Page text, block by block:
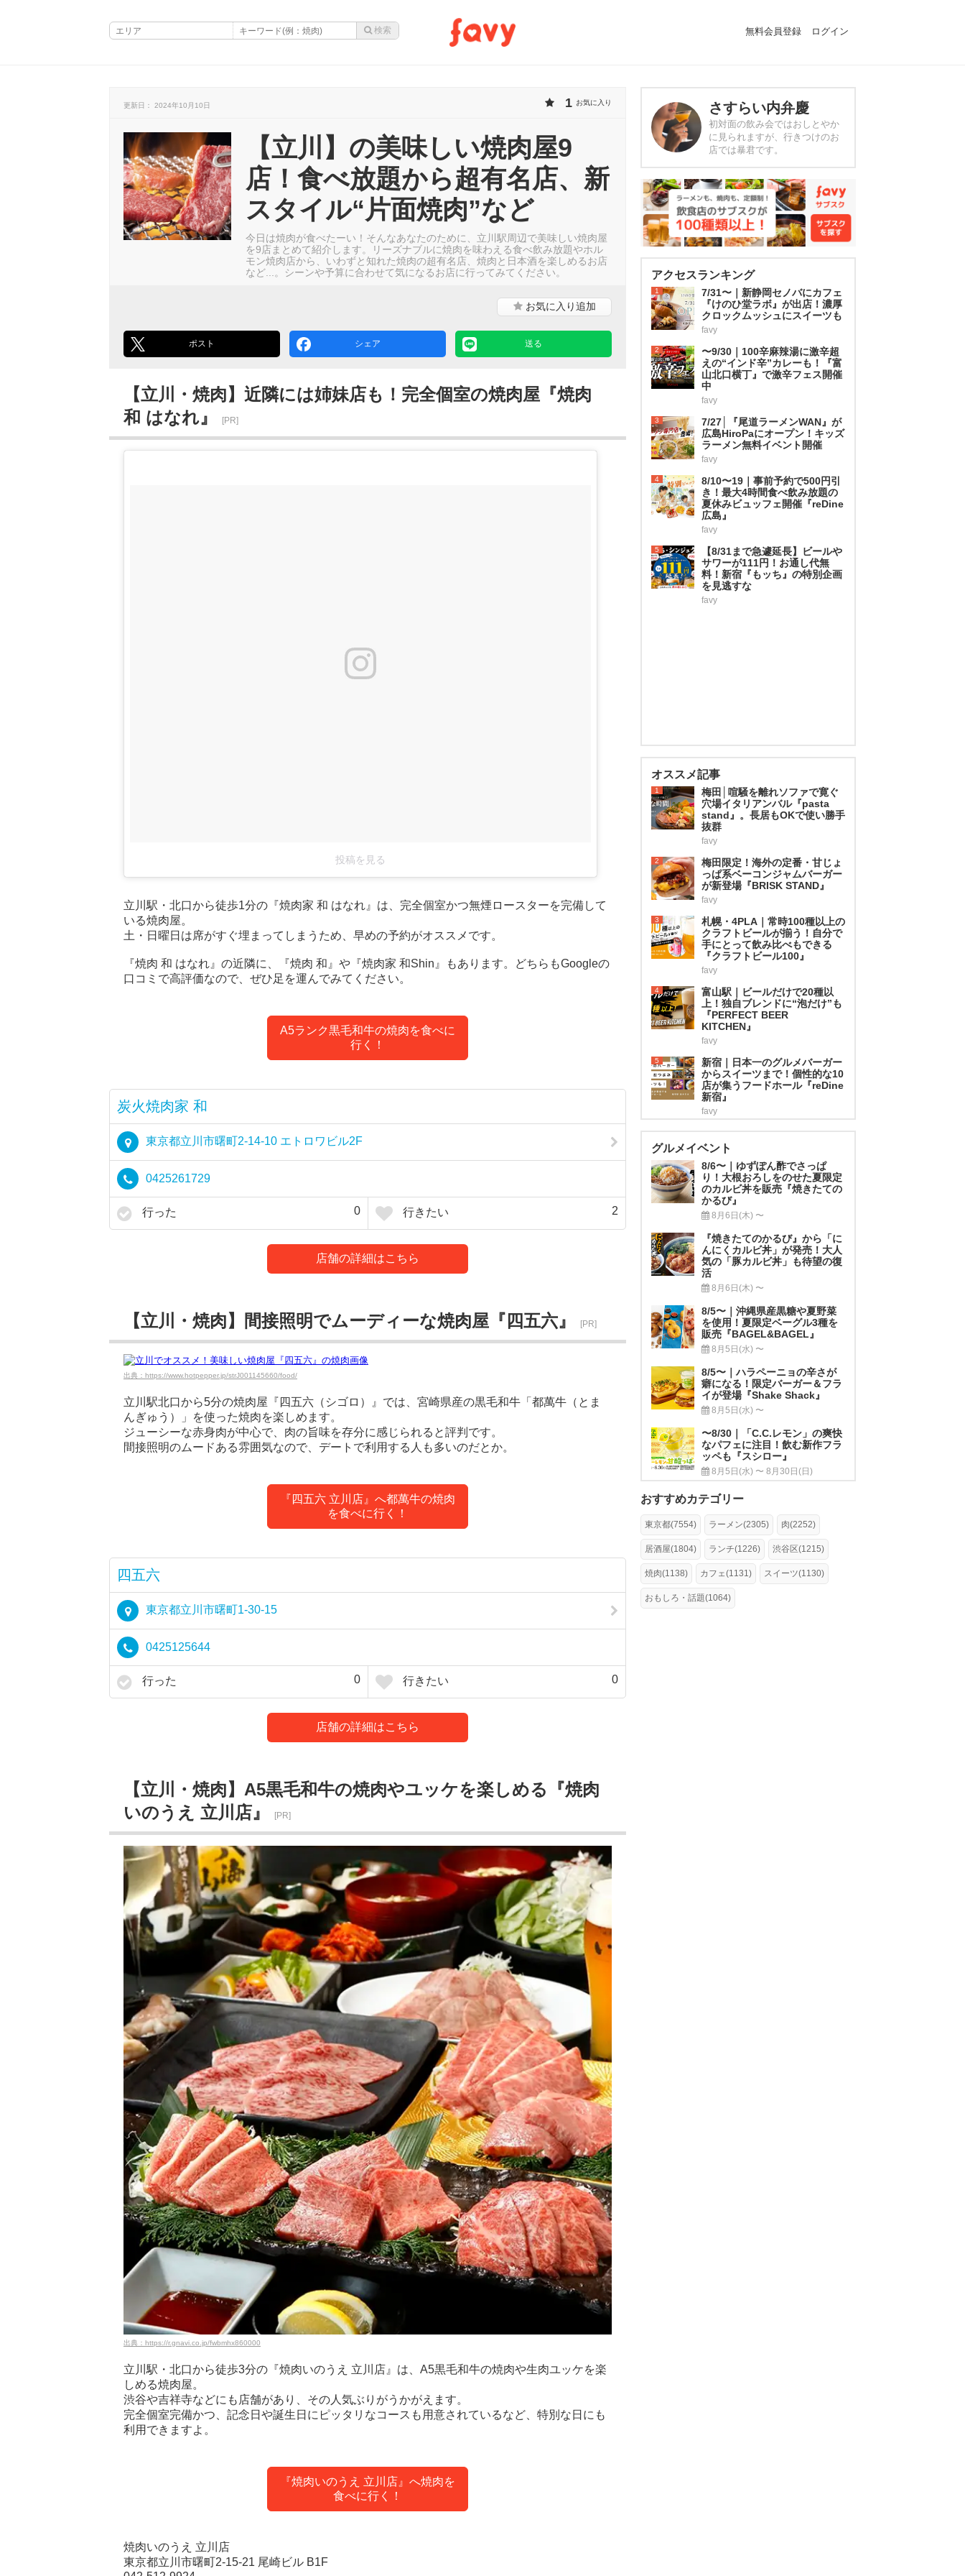
無料会員登録 ログイン
更新日： 2024年10月10日 1 お気に入り
【立川】の美味しい焼肉屋9
店！食べ放題から超有名店、新
スタイル“片面焼肉”など
今日は焼肉が食べたーい！そんなあなたのために、立川駅周辺で美味しい焼肉屋
を9店まとめて紹介します。リーズナブルに焼肉を味わえる食べ飲み放題やホル
モン焼肉店から、いわずと知れた焼肉の超有名店、焼肉と日本酒を楽しめるお店
など...。シーンや予算に合わせて気になるお店に行ってみてください。
お気に入り追加
ポスト シェア 送る
【立川・焼肉】近隣には姉妹店も！完全個室の焼肉屋『焼肉
和 はなれ』
[PR]
投稿を見る
立川駅・北口から徒歩1分の『焼肉家 和 はなれ』は、完全個室かつ無煙ロースターを完備して
いる焼肉屋。
土・日曜日は席がすぐ埋まってしまうため、早めの予約がオススメです。
『焼肉 和 はなれ』の近隣に、『焼肉 和』や『焼肉家 和Shin』もあります。どちらもGoogleの
口コミで高評価なので、ぜひ足を運んでみてください。
A5ランク黒毛和牛の焼肉を食べに
行く！
炭火焼肉家 和
東京都立川市曙町2-14-10 エトロワビル2F
0425261729
行った 0 行きたい 2
店舗の詳細はこちら
【立川・焼肉】間接照明でムーディーな焼肉屋『四五六』 [PR]
出典：https://www.hotpepper.jp/strJ001145660/food/
立川駅北口から5分の焼肉屋『四五六（シゴロ）』では、宮崎県産の黒毛和牛「都萬牛（とま
んぎゅう）」を使った焼肉を楽しめます。
ジューシーな赤身肉が中心で、肉の旨味を存分に感じられると評判です。
間接照明のムードある雰囲気なので、デートで利用する人も多いのだとか。
『四五六 立川店』へ都萬牛の焼肉
を食べに行く！
四五六
東京都立川市曙町1-30-15
0425125644
行った 0 行きたい 0
店舗の詳細はこちら
【立川・焼肉】A5黒毛和牛の焼肉やユッケを楽しめる『焼肉
いのうえ 立川店』
[PR]
出典：https://r.gnavi.co.jp/fwbmhx860000
立川駅・北口から徒歩3分の『焼肉いのうえ 立川店』は、A5黒毛和牛の焼肉や生肉ユッケを楽
しめる焼肉屋。
渋谷や吉祥寺などにも店舗があり、その人気ぶりがうかがえます。
完全個室完備かつ、記念日や誕生日にピッタリなコースも用意されているなど、特別な日にも
利用できますよ。
『焼肉いのうえ 立川店』へ焼肉を
食べに行く！
焼肉いのうえ 立川店
東京都立川市曙町2-15-21 尾崎ビル B1F
さすらい内弁慶
初対面の飲み会ではおしとやか
に見られますが、行きつけのお
店では暴君です。
アクセスランキング
1
7/31〜｜新静岡セノバにカフェ
『けのひ堂ラボ』が出店！濃厚
クロックムッシュにスイーツも
favy
2
〜9/30｜100辛麻辣湯に激辛超
えの“インド辛”カレーも！『富
山北口横丁』で激辛フェス開催
中
favy
3
7/27│『尾道ラーメンWAN』が
広島HiroPaにオープン！キッズ
ラーメン無料イベント開催
favy
4
8/10〜19｜事前予約で500円引
き！最大4時間食べ飲み放題の
夏休みビュッフェ開催『reDine
広島』
favy
5
【8/31まで急遽延長】ビールや
サワーが111円！お通し代無
料！新宿『もッち』の特別企画
を見逃すな
favy
オススメ記事
1
梅田│喧騒を離れソファで寛ぐ
穴場イタリアンバル『pasta
stand』。長居もOKで使い勝手
抜群
favy
2
梅田限定！海外の定番・甘じょ
っぱ系ベーコンジャムバーガー
が新登場『BRISK STAND』
favy
3
札幌・4PLA｜常時100種以上の
クラフトビールが揃う！自分で
手にとって飲み比べもできる
『クラフトビール100』
favy
4
富山駅｜ビールだけで20種以
上！独自ブレンドに“泡だけ”も
『PERFECT BEER
KITCHEN』
favy
5
新宿｜日本一のグルメバーガー
からスイーツまで！個性的な10
店が集うフードホール『reDine
新宿』
favy
グルメイベント
8/6〜｜ゆずぽん酢でさっぱ
り！大根おろしをのせた夏限定
のカルビ丼を販売『焼きたての
かるび』
8月6日(木) 〜
『焼きたてのかるび』から「に
んにくカルビ丼」が発売！大人
気の「豚カルビ丼」も待望の復
活
8月6日(木) 〜
8/5〜｜沖縄県産黒糖や夏野菜
を使用！夏限定ベーグル3種を
販売『BAGEL&BAGEL』
8月5日(水) 〜
8/5〜｜ハラペーニョの辛さが
癖になる！限定バーガー＆フラ
イが登場『Shake Shack』
8月5日(水) 〜
〜8/30｜「C.C.レモン」の爽快
なパフェに注目！飲む新作フラ
ッペも『スシロー』
8月5日(水) 〜 8月30日(日)
おすすめカテゴリー
東京都(7554) ラーメン(2305) 肉(2252)
居酒屋(1804) ランチ(1226) 渋谷区(1215)
焼肉(1138) カフェ(1131) スイーツ(1130)
おもしろ・話題(1064)